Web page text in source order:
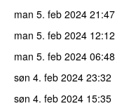
man 5. feb 2024 21:47
man 5. feb 2024 12:12
man 5. feb 2024 06:48
søn 4. feb 2024 23:32
søn 4. feb 2024 15:35